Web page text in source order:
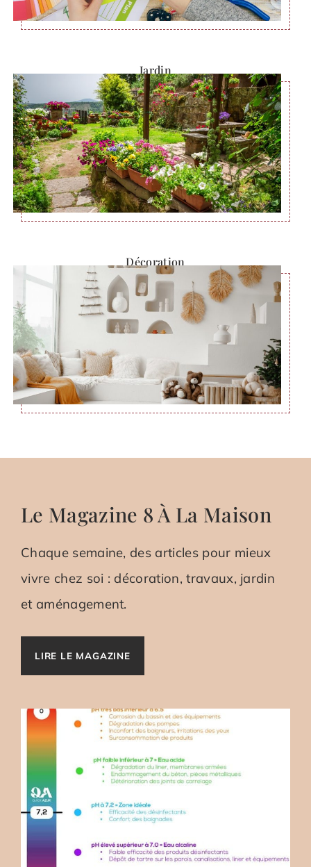
Jardin
Décoration
Le Magazine 8 À La Maison
Chaque semaine, des articles pour mieux
vivre chez soi : décoration, travaux, jardin
et aménagement.
LIRE LE MAGAZINE